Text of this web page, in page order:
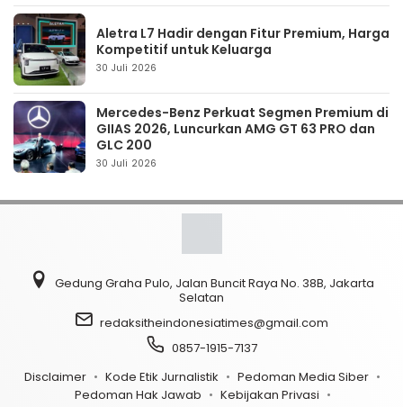
Aletra L7 Hadir dengan Fitur Premium, Harga
Kompetitif untuk Keluarga
30 Juli 2026
Mercedes-Benz Perkuat Segmen Premium di
GIIAS 2026, Luncurkan AMG GT 63 PRO dan
GLC 200
30 Juli 2026
Gedung Graha Pulo, Jalan Buncit Raya No. 38B, Jakarta
Selatan
redaksitheindonesiatimes@gmail.com
0857-1915-7137
Disclaimer
Kode Etik Jurnalistik
Pedoman Media Siber
Pedoman Hak Jawab
Kebijakan Privasi